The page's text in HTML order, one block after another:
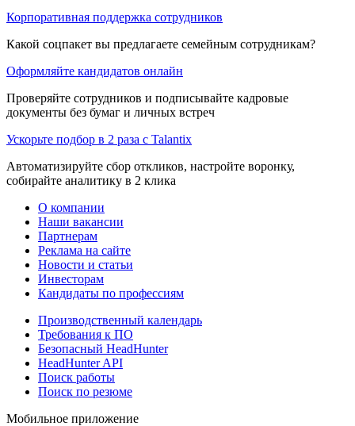
Корпоративная поддержка сотрудников
Какой соцпакет вы предлагаете семейным сотрудникам?
Оформляйте кандидатов онлайн
Проверяйте сотрудников и подписывайте кадровые
документы без бумаг и личных встреч
Ускорьте подбор в 2 раза с Talantix
Автоматизируйте сбор откликов, настройте воронку,
собирайте аналитику в 2 клика
О компании
Наши вакансии
Партнерам
Реклама на сайте
Новости и статьи
Инвесторам
Кандидаты по профессиям
Производственный календарь
Требования к ПО
Безопасный HeadHunter
HeadHunter API
Поиск работы
Поиск по резюме
Мобильное приложение